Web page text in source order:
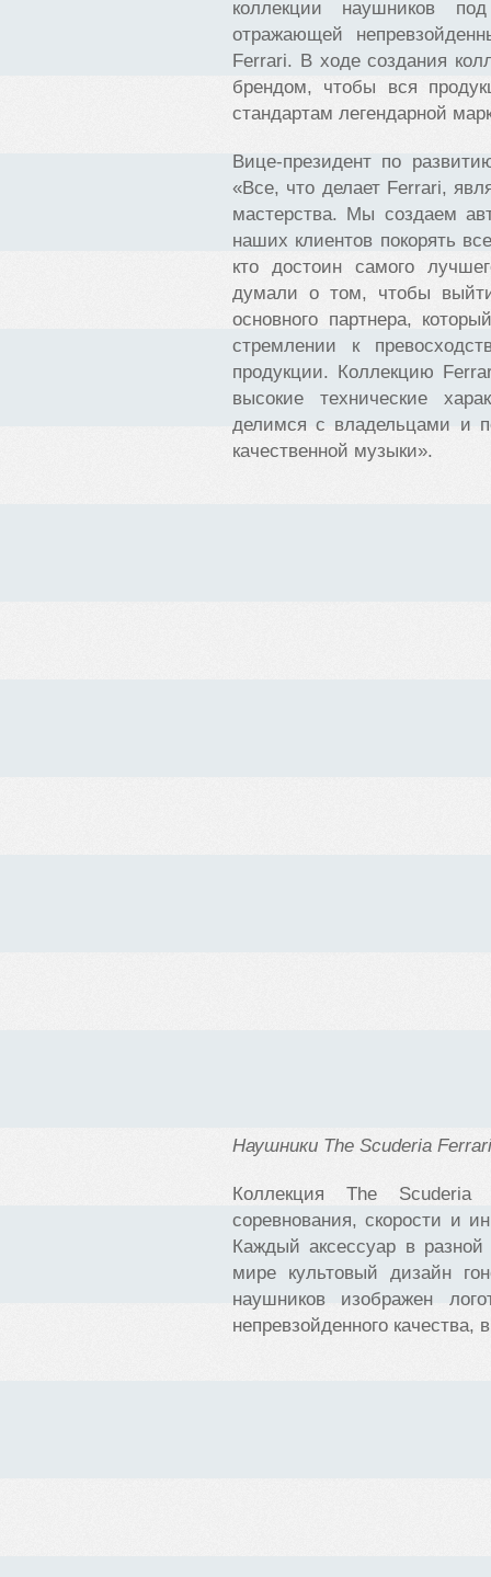
коллекции наушников
отражающей
Ferrari. В ходе создания
брендом, чтобы вся
стандартам легендарной
Вице-президент по
«Все, что делает Ferrari,
мастерства. Мы создаем
наших клиентов покорять
кто достоин самого
думали о том, чтобы
основного партнера,
стремлении к
продукции. Коллекцию
высокие технические
делимся с владельцами и
качественной музыки».
Наушники The Scuderia
Коллекция The Scuderia
соревнования, скорости и
Каждый аксессуар в
мире культовый дизайн
наушников изображен
непревзойденного